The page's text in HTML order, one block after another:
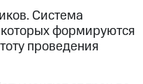
Система
формируются
проведения